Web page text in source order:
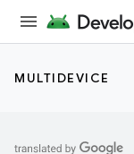
MULTIDEVICE